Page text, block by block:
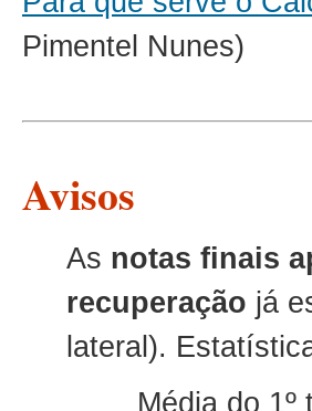
Pimentel Nunes)
Avisos
As notas finais
recuperação já
lateral).
Média do 1º